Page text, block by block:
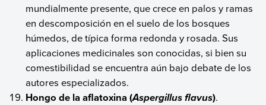
mundialmente presente, que crece en palos y ramas
en descomposición en el suelo de los bosques
húmedos, de típica forma redonda y rosada. Sus
aplicaciones medicinales son conocidas, si bien su
comestibilidad se encuentra aún bajo debate de los
autores especializados.
Hongo de la aflatoxina (Aspergillus flavus).